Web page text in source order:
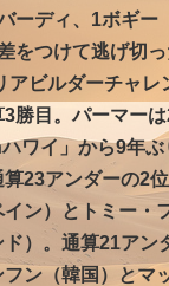
ーディ、1ボギー
をつけて逃げ切
アビルダーチャレ
勝目。パーマー
ワイ」から9年
23アンダーの2
ン）とトミー・
ド）。通算21アン
ン（韓国）とマ